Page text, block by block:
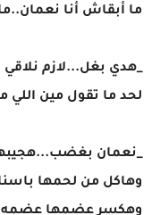
ما أبقاش أنا
_هدي بغل...لازم
لحد ما تقول مين اللي
_نعمان
وهاكل من لحمها
وهكسر عضمها